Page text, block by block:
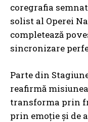
coregrafia
solist al Operei
completează
sincronizare
Parte din
reafirmă
transforma prin
prin emoție și de